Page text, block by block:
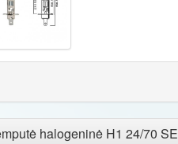
halogeninė H1 24/70 SE